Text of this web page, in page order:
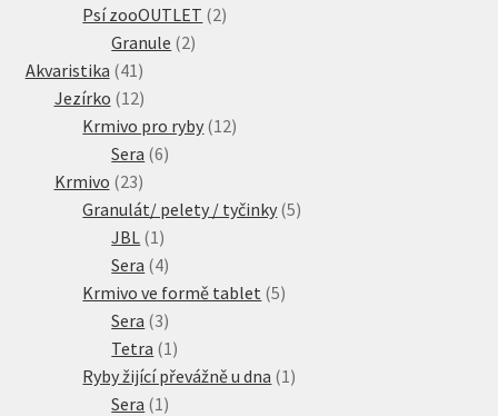
produkty
Psí zooOUTLET 22
Granule 22
Akvaristika 41 41
produktů
Jezírko 1212
produktů
Krmivo pro ryby 1212
Sera 66
Krmivo 2323
produktů
Granulát/ pelety / tyčinky 55
JBL 1 1
produkt
Sera 44
produkty
Krmivo ve formě tablet 55
Sera 33
produkty
Tetra 1 1
produkt
Ryby žijící převážně u dna 1 1
Sera 1 1